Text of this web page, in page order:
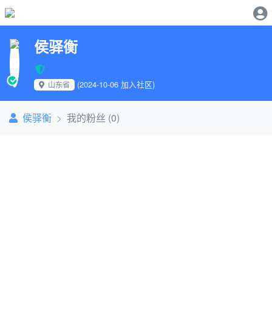
侯驿衡
山东省 (2024-10-06 加入社区)
侯驿衡 我的粉丝 (0)